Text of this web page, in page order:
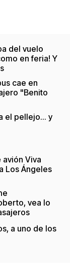
del vuelo
en feria! Y
cae en
"Benito
el pellejo... y
Viva
Los Ángeles
vea lo
a uno de los